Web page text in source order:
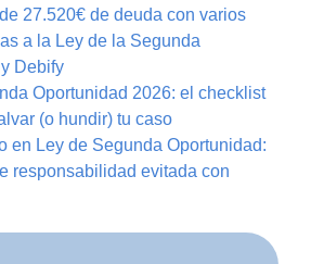
27.520€ de deuda con varios
a la Ley de la Segunda
Debify
Oportunidad 2026: el checklist
(o hundir) tu caso
en Ley de Segunda Oportunidad:
responsabilidad evitada con